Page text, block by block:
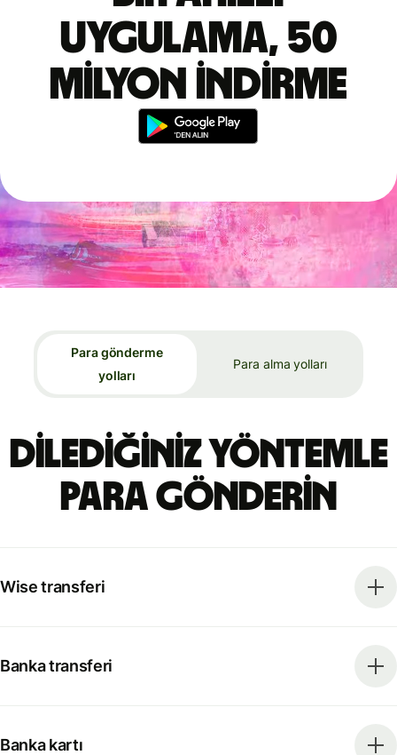
uygulama, 50
milyon indirme
Para gönderme
yolları
Para alma yolları
Dilediğiniz yöntemle
para gönderin
Wise transferi
Banka transferi
Banka kartı